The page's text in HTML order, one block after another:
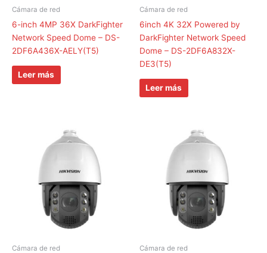
Cámara de red
6-inch 4MP 36X DarkFighter
Network Speed Dome – DS-
2DF6A436X-AELY(T5)
Leer más
Cámara de red
6inch 4K 32X Powered by
DarkFighter Network Speed
Dome – DS-2DF6A832X-
DE3(T5)
Leer más
Cámara de red Cámara de red